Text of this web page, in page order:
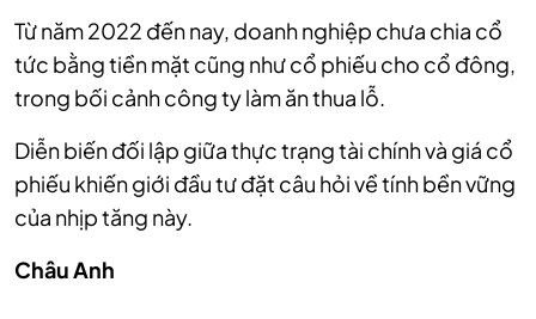
Từ năm 2022 đến nay, doanh nghiệp chưa chia cổ
tức bằng tiền mặt cũng như cổ phiếu cho cổ đông,
trong bối cảnh công ty làm ăn thua lỗ.
Diễn biến đối lập giữa thực trạng tài chính và giá cổ
phiếu khiến giới đầu tư đặt câu hỏi về tính bền vững
của nhịp tăng này.
Châu Anh